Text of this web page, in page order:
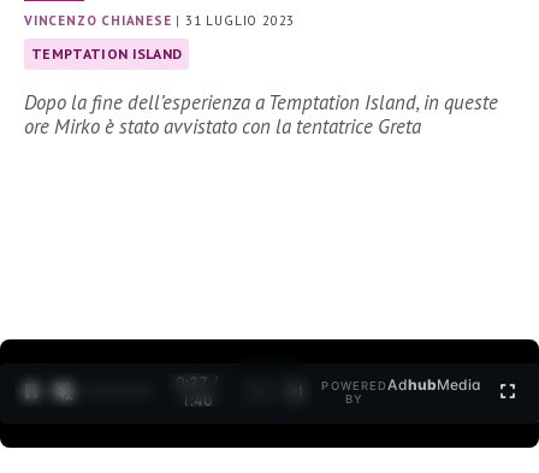
VINCENZO CHIANESE |31 LUGLIO 2023
TEMPTATION ISLAND
Dopo la fine dell’esperienza a Temptation Island, in queste
ore Mirko è stato avvistato con la tentatrice Greta
0:28 /
1:40
POWERED
BY
AdhubMedia